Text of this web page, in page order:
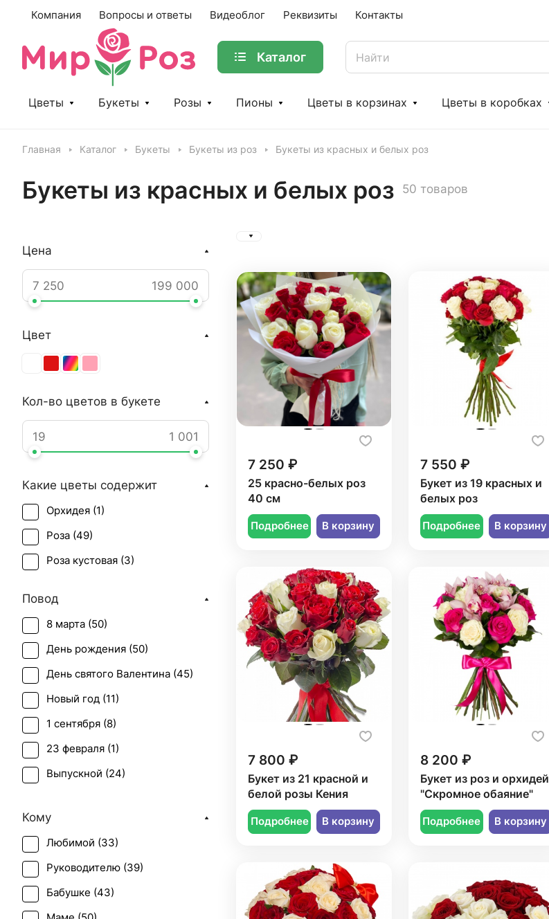
Компания Вопросы и ответы Видеоблог Реквизиты Контакты
Каталог
Цветы Букеты Розы Пионы Цветы в корзинах Цветы в коробках
Главная Каталог Букеты Букеты из роз Букеты из красных и белых роз
Букеты из красных и белых роз 50 товаров
7 250 ₽
25 красно-белых роз
40 см
Подробнее В корзину
7 550 ₽
Букет из 19 красных и
белых роз
Подробнее В корзину
7 800 ₽
Букет из 21 красной и
белой розы Кения
Подробнее В корзину
8 200 ₽
Букет из роз и орхидей
"Скромное обаяние"
Подробнее В корзину
Цена
Цвет
Кол-во цветов в букете
Какие цветы содержит
Орхидея (1)
Роза (49)
Роза кустовая (3)
Повод
8 марта (50)
День рождения (50)
День святого Валентина (45)
Новый год (11)
1 сентября (8)
23 февраля (1)
Выпускной (24)
День учителя (
Пасха (4)
Первое свидание (40
Последний звонок (
Кому
Любимой (33)
Руководителю (39)
Бабушке (43)